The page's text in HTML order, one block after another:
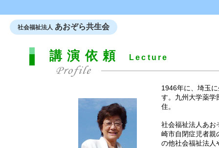
社会福祉法人 あおぞら共生会
講演依頼 Lecture
1946年に、埼玉
す。九州大学薬学
住。
社会福祉法人あお
崎市自閉症児者親
の他社会福祉法人